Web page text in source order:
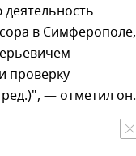
в Симферополе,
проверку
— отметил он.